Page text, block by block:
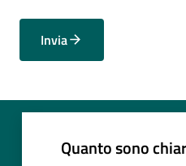
Invia
Quanto sono